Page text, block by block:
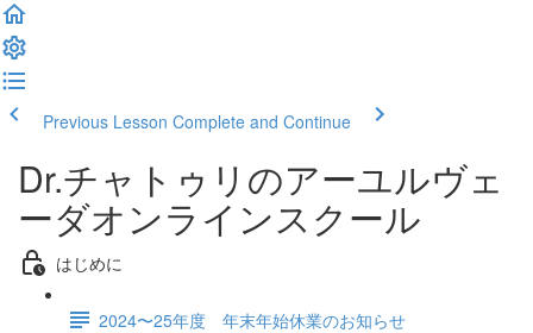
Previous Lesson Complete and Continue
Dr.チャトゥリのアーユルヴェ
ーダオンラインスクール
はじめに
2024〜25年度 年末年始休業のお知らせ